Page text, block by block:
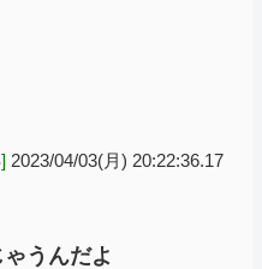
2023/04/03(月) 20:22:36.17
うんだよ